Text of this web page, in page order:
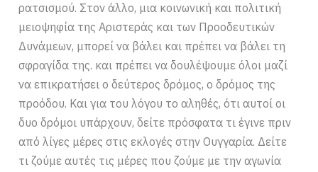
ρατσισμού. Στον άλλο, μια κοινωνική και πολιτική
μειοψηφία της Αριστεράς και των Προοδευτικών
Δυνάμεων, μπορεί να βάλει και πρέπει να βάλει τη
σφραγίδα της. και πρέπει να δουλέψουμε όλοι μαζί
να επικρατήσει ο δεύτερος δρόμος, ο δρόμος της
προόδου. Και για του λόγου το αληθές, ότι αυτοί οι
δυο δρόμοι υπάρχουν, δείτε πρόσφατα τι έγινε πριν
από λίγες μέρες στις εκλογές στην Ουγγαρία. Δείτε
τι ζούμε αυτές τις μέρες που ζούμε με την αγωνία